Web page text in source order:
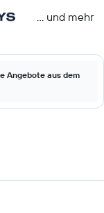
… und mehr
Angebote aus dem